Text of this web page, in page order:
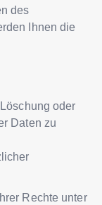
des
Ihnen die
oder
Daten zu
Rechte unter